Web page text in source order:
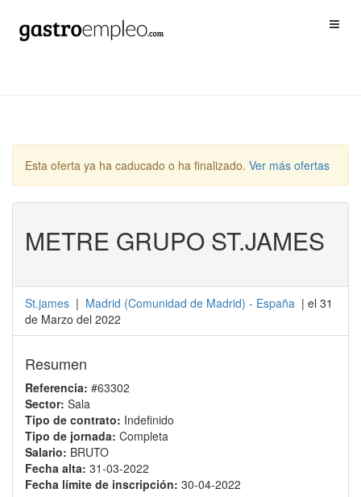
Esta oferta ya ha caducado o ha finalizado. Ver más ofertas
METRE GRUPO ST.JAMES
St.james | Madrid (Comunidad de Madrid) - España | el 31
de Marzo del 2022
Resumen
Referencia: #63302
Sector: Sala
Tipo de contrato: Indefinido
Tipo de jornada: Completa
Salario: BRUTO
Fecha alta: 31-03-2022
Fecha límite de inscripción: 30-04-2022